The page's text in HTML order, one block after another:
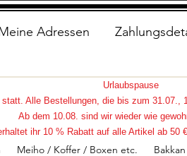
Adressen
Meiho / Koffer / Boxen etc. Bakkan
Urlaubspause
Alle Bestellungen, die bis zum 31.07.,
Ab dem 10.08. sind wir wieder wie
ihr 10 % Rabatt auf alle Artikel ab 50